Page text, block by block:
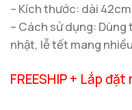
– Kích thước: dài 42cm
– Cách sử dụng:
nhật, lễ tết mang
FREESHIP + Lắp